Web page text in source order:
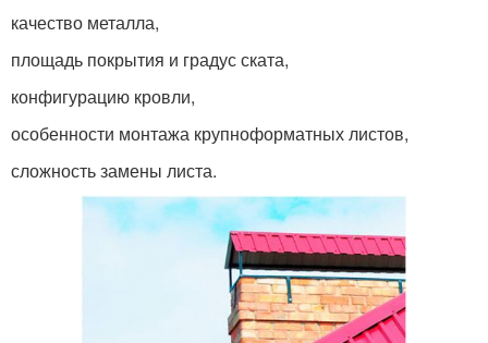
качество металла,
площадь покрытия и градус ската,
конфигурацию кровли,
особенности монтажа крупноформатных листов,
сложность замены листа.